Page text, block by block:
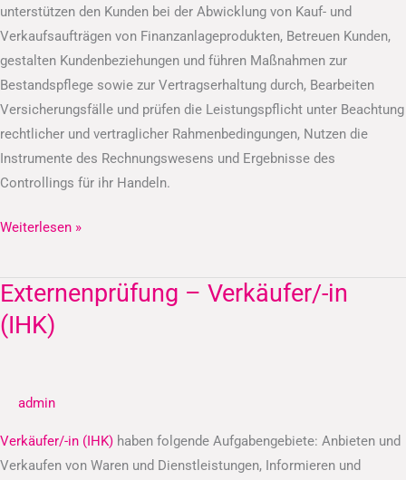
unterstützen den Kunden bei der Abwicklung von Kauf- und
Verkaufsaufträgen von Finanzanlageprodukten, Betreuen Kunden,
gestalten Kundenbeziehungen und führen Maßnahmen zur
Bestandspflege sowie zur Vertragserhaltung durch, Bearbeiten
Versicherungsfälle und prüfen die Leistungspflicht unter Beachtung
rechtlicher und vertraglicher Rahmenbedingungen, Nutzen die
Instrumente des Rechnungswesens und Ergebnisse des
Controllings für ihr Handeln.
Weiterlesen »
Externenprüfung – Verkäufer/-in
(IHK)
admin
Verkäufer/-in (IHK) haben folgende Aufgabengebiete: Anbieten und
Verkaufen von Waren und Dienstleistungen, Informieren und
Externenprüfung
–
Verkäufer/-